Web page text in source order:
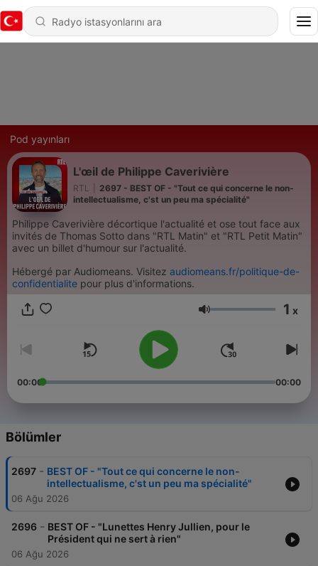
Pod yayınları
L'œil de Philippe Caverivière
RTL
2697 - BEST OF - "Tout ce qui concerne le non-
intellectualisme, c'st un peu ma spécialité"
Philippe Caverivière décortique l'actualité et ose tout face aux
invités de Thomas Sotto dans "RTL Matin" et "RTL Petit Matin"
avec un billet d'humour sur l'actualité.
Hébergé par Audiomeans. Visitez audiomeans.fr/politique-de-
confidentialite pour plus d'informations.
Ses 1 x
00:00 00:00
Bölümler
2697 - BEST OF - "Tout ce qui concerne le non-
intellectualisme, c'st un peu ma spécialité"
06 Ağu 2026
2696 - BEST OF - "Lunettes Henry Jullien, pour le
Président qui ne sert à rien"
06 Ağu 2026